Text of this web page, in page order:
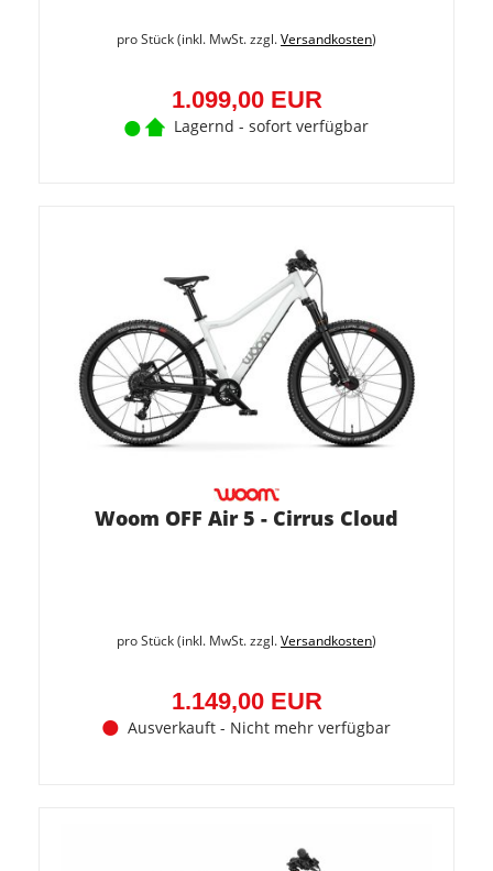
pro Stück (inkl. MwSt. zzgl.Versandkosten)
1.099,00 EUR
Lagernd - sofort verfügbar
Woom OFF Air 5 - Cirrus Cloud
pro Stück (inkl. MwSt. zzgl.Versandkosten)
1.149,00 EUR
Ausverkauft - Nicht mehr verfügbar